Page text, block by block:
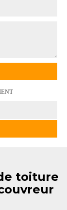
toiture